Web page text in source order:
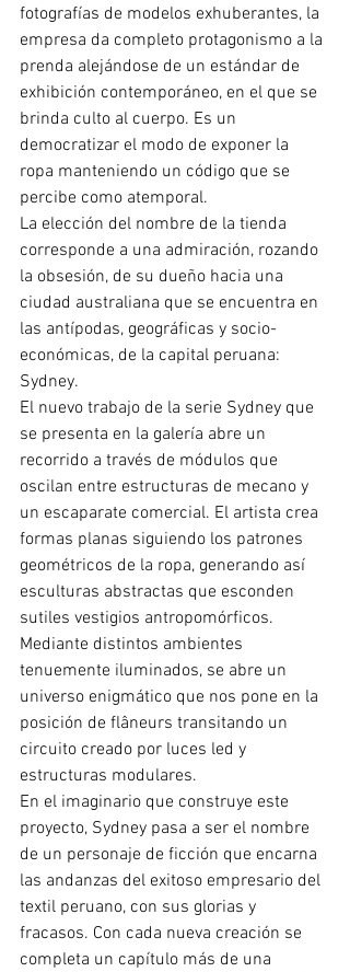
fotografías de modelos exhuberantes, la
empresa da completo protagonismo a la
prenda alejándose de un estándar de
exhibición contemporáneo, en el que se
brinda culto al cuerpo. Es un
democratizar el modo de exponer la
ropa manteniendo un código que se
percibe como atemporal.
La elección del nombre de la tienda
corresponde a una admiración, rozando
la obsesión, de su dueño hacia una
ciudad australiana que se encuentra en
las antípodas, geográficas y socio-
económicas, de la capital peruana:
Sydney.
El nuevo trabajo de la serie Sydney que
se presenta en la galería abre un
recorrido a través de módulos que
oscilan entre estructuras de mecano y
un escaparate comercial. El artista crea
formas planas siguiendo los patrones
geométricos de la ropa, generando así
esculturas abstractas que esconden
sutiles vestigios antropomórficos.
Mediante distintos ambientes
tenuemente iluminados, se abre un
universo enigmático que nos pone en la
posición de flâneurs transitando un
circuito creado por luces led y
estructuras modulares.
En el imaginario que construye este
proyecto, Sydney pasa a ser el nombre
de un personaje de ficción que encarna
las andanzas del exitoso empresario del
textil peruano, con sus glorias y
fracasos. Con cada nueva creación se
completa un capítulo más de una